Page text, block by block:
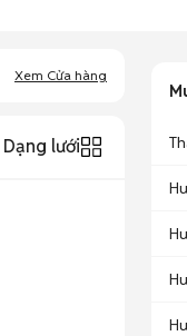
Xem Cửa hàng
Dạng lưới